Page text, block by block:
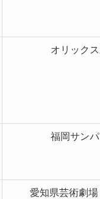
オリック
福岡サン
愛知県芸術劇